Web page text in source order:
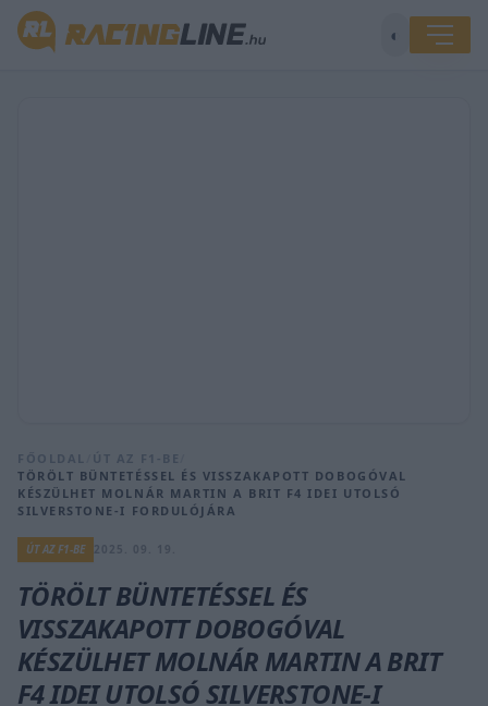
◐
FŐOLDAL ÚT AZ F1-BE
TÖRÖLT BÜNTETÉSSEL ÉS VISSZAKAPOTT DOBOGÓVAL
KÉSZÜLHET MOLNÁR MARTIN A BRIT F4 IDEI UTOLSÓ
SILVERSTONE-I FORDULÓJÁRA
ÚT AZ F1-BE
TÖRÖLT BÜNTETÉSSEL ÉS
VISSZAKAPOTT DOBOGÓVAL
KÉSZÜLHET MOLNÁR MARTIN A BRIT
F4 IDEI UTOLSÓ SILVERSTONE-I